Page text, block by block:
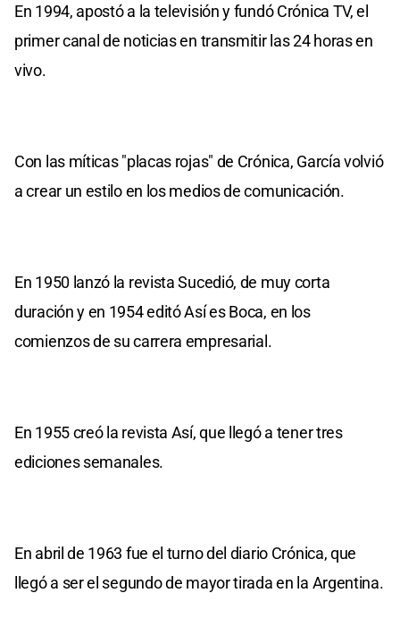
En 1994, apostó a la televisión y fundó Crónica TV, el
primer canal de noticias en transmitir las 24 horas en
vivo.
Con las míticas "placas rojas" de Crónica, García volvió
a crear un estilo en los medios de comunicación.
En 1950 lanzó la revista Sucedió, de muy corta
duración y en 1954 editó Así es Boca, en los
comienzos de su carrera empresarial.
En 1955 creó la revista Así, que llegó a tener tres
ediciones semanales.
En abril de 1963 fue el turno del diario Crónica, que
llegó a ser el segundo de mayor tirada en la Argentina.